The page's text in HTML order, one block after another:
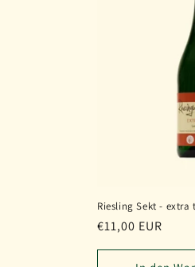
Riesling Sekt - extra
Normaler
€11,00 EUR